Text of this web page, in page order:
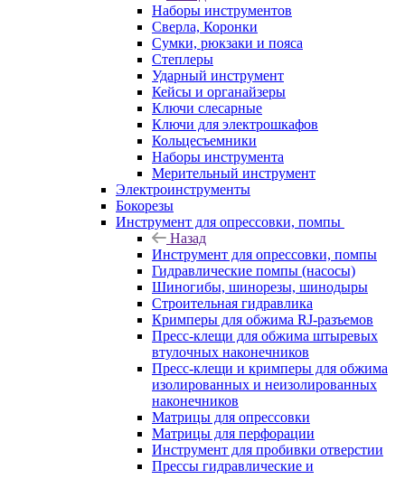
Наборы инструментов
Сверла, Коронки
Сумки, рюкзаки и пояса
Степлеры
Ударный инструмент
Кейсы и органайзеры
Ключи слесарные
Ключи для электрошкафов
Кольцесъемники
Наборы инструмента
Мерительный инструмент
Электроинструменты
Бокорезы
Инструмент для опрессовки, помпы
Назад
Инструмент для опрессовки, помпы
Гидравлические помпы (насосы)
Шиногибы, шинорезы, шинодыры
Строительная гидравлика
Кримперы для обжима RJ-разъемов
Пресс-клещи для обжима штыревых
втулочных наконечников
Пресс-клещи и кримперы для обжима
изолированных и неизолированных
наконечников
Матрицы для опрессовки
Матрицы для перфорации
Инструмент для пробивки отверстии
Прессы гидравлические и